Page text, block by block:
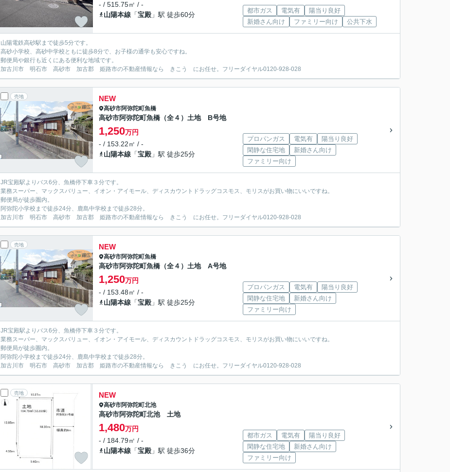
- / 515.75㎡ / -
山陽本線 「宝殿 」駅 徒歩60分
都市ガス 電気有
陽当り良好
新婚さん向け
ファミリー向け 公共下水
山陽電鉄高砂駅まで徒歩5分です。
高砂小学校、高砂中学校ともに徒歩8分で、お子様の通学も安心ですね。
郵便局や銀行も近くにある便利な地域です。
加古川市 明石市 高砂市 加古郡 姫路市の不動産情報なら きこう にお任せ。フリーダイヤル0120-928-028
売地 NEW
高砂市阿弥陀町魚橋
高砂市阿弥陀町魚橋（全４）土地 B号地
1,250万円
- / 153.22㎡ / -
山陽本線 「宝殿 」駅 徒歩25分
プロパンガス 電気有
陽当り良好
閑静な住宅地
新婚さん向け
ファミリー向け
JR宝殿駅よりバス6分、魚橋停下車３分です。
業務スーパー、マックスバリュー、イオン・アイモール、ディスカウントドラッグコスモス、モリスがお買い物にいいですね。
郵便局が徒歩圏内。
阿弥陀小学校まで徒歩24分、鹿島中学校まで徒歩28分。
加古川市 明石市 高砂市 加古郡 姫路市の不動産情報なら きこう にお任せ。フリーダイヤル0120-928-028
売地 NEW
高砂市阿弥陀町魚橋
高砂市阿弥陀町魚橋（全４）土地 A号地
1,250万円
- / 153.48㎡ / -
山陽本線 「宝殿 」駅 徒歩25分
プロパンガス 電気有
陽当り良好
閑静な住宅地
新婚さん向け
ファミリー向け
JR宝殿駅よりバス6分、魚橋停下車３分です。
業務スーパー、マックスバリュー、イオン・アイモール、ディスカウントドラッグコスモス、モリスがお買い物にいいですね。
郵便局が徒歩圏内。
阿弥陀小学校まで徒歩24分、鹿島中学校まで徒歩28分。
加古川市 明石市 高砂市 加古郡 姫路市の不動産情報なら きこう にお任せ。フリーダイヤル0120-928-028
売地 NEW
高砂市阿弥陀町北池
高砂市阿弥陀町北池 土地
1,480万円
- / 184.79㎡ / -
山陽本線 「宝殿 」駅 徒歩36分
都市ガス 電気有
陽当り良好
閑静な住宅地
新婚さん向け
ファミリー向け